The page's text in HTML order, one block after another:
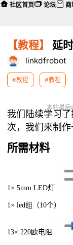
【教程】 延
linkdfrobot
#教程 #教程
本帖最
我们陆续学习
次，我们来制作
所需材料
1× 5mm LED灯
1× led组（10个）
13× 220欧电阻
社区首页 论坛 商